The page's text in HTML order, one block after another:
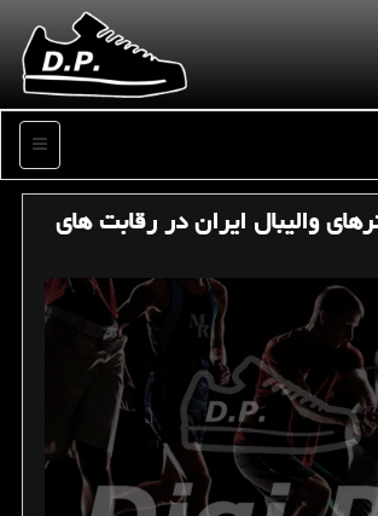
منو
والیبال ایران در رقابت های